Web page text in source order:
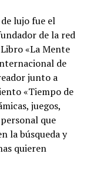
lujo fue el
de la red
«La Mente
de
junto a
«Tiempo de
juegos,
que
la búsqueda y
quieren